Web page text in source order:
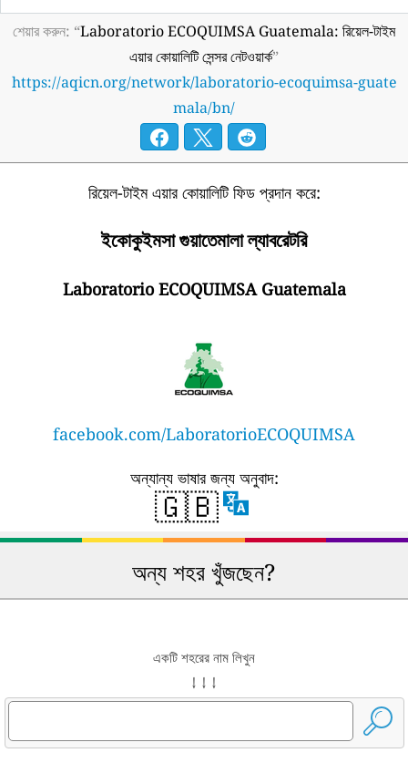
শেয়ার করুন: “Laboratorio ECOQUIMSA Guatemala: রিয়েল-টাইম
এয়ার কোয়ালিটি সেন্সর নেটওয়ার্ক”
https://aqicn.org/network/laboratorio-ecoquimsa-guate
mala/bn/
রিয়েল-টাইম এয়ার কোয়ালিটি ফিড প্রদান করে:
ইকোকুইমসা গুয়াতেমালা ল্যাবরেটরি
Laboratorio ECOQUIMSA Guatemala
facebook.com/LaboratorioECOQUIMSA
অন্যান্য ভাষার জন্য অনুবাদ:
🇬🇧
অন্য শহর খুঁজছেন?
একটি শহরের নাম লিখুন
↓ ↓ ↓